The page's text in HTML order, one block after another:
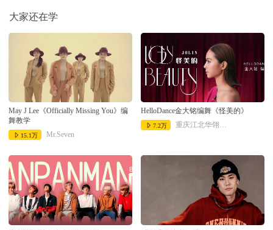
大家还在学
May J Lee《Officially Missing You》编
舞教学
15.1万 Mr.Seven
HelloDance金大铭编舞《怪美的》
7.2万 重庆江北华翎舞蹈